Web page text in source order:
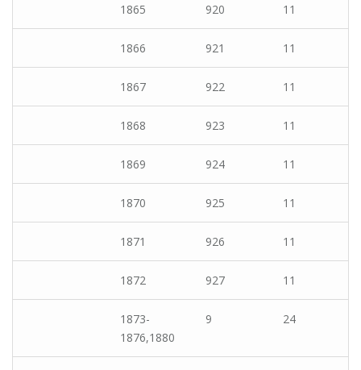
1865 920 11
1866 921 11
1867 922 11
1868 923 11
1869 924 11
1870 925 11
1871 926 11
1872 927 11
1873-
1876,1880
9 24